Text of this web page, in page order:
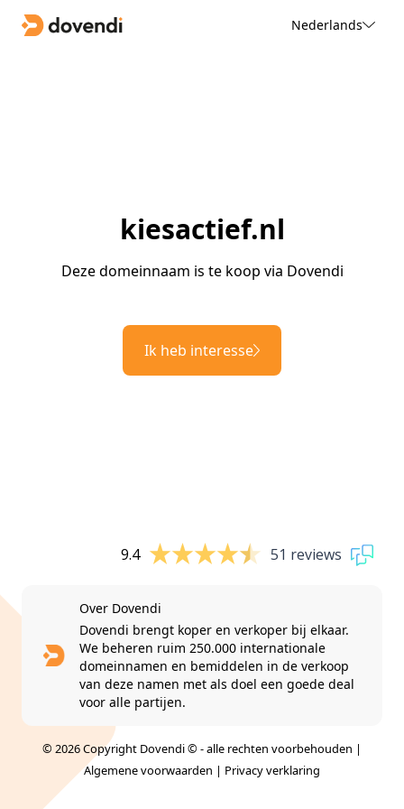
Nederlands
kiesactief.nl
Deze domeinnaam is te koop via Dovendi
Ik heb interesse
9.4 51 reviews
Over Dovendi
Dovendi brengt koper en verkoper bij elkaar.
We beheren ruim 250.000 internationale
domeinnamen en bemiddelen in de verkoop
van deze namen met als doel een goede deal
voor alle partijen.
© 2026 Copyright Dovendi © - alle rechten voorbehouden |
Algemene voorwaarden | Privacy verklaring